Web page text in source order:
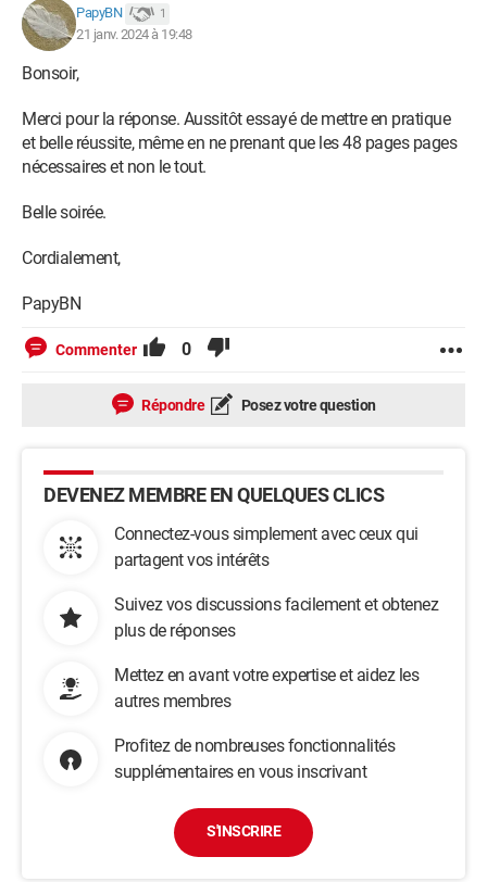
PapyBN 1
21 janv. 2024 à 19:48
Bonsoir,
Merci pour la réponse. Aussitôt essayé de mettre en pratique
et belle réussite, même en ne prenant que les 48 pages pages
nécessaires et non le tout.
Belle soirée.
Cordialement,
PapyBN
Commenter 0
Répondre Posez votre question
DEVENEZ MEMBRE EN QUELQUES CLICS
Connectez-vous simplement avec ceux qui
partagent vos intérêts
Suivez vos discussions facilement et obtenez
plus de réponses
Mettez en avant votre expertise et aidez les
autres membres
Profitez de nombreuses fonctionnalités
supplémentaires en vous inscrivant
S'INSCRIRE